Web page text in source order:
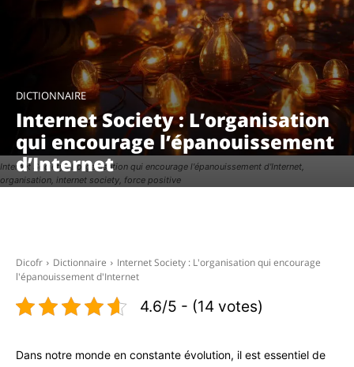
Internet Society : L'organisation qui encourage l'épanouissement d'Internet,
organisation, internet society, force positive
DICTIONNAIRE
Internet Society : L’organisation
qui encourage l’épanouissement
d’Internet
Dicofr Dictionnaire
Internet Society : L'organisation qui encourage
l'épanouissement d'Internet
4.6/5 - (14 votes)
Dans notre monde en constante évolution, il est essentiel de